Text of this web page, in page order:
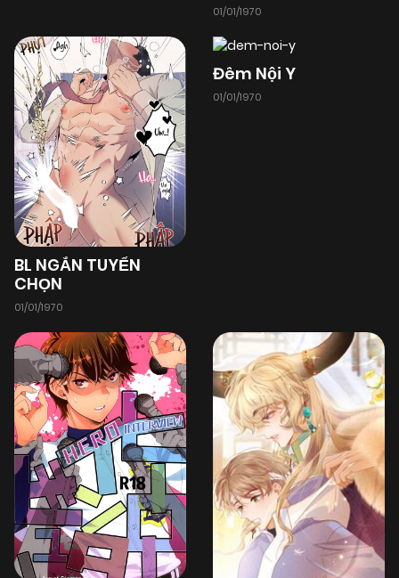
01/01/1970
BL NGẮN TUYỂN
CHỌN
01/01/1970
Đêm Nội Y
01/01/1970